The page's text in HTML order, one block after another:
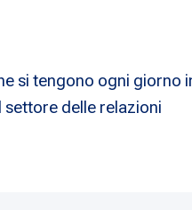
si tengono ogni giorno
settore delle relazioni